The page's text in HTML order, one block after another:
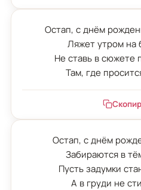
Остап, с днём
Ляжет утром на
Не ставь в сюжете
Там, где
Остап, с днём
Забираются в
Пусть задумки
А в груди не